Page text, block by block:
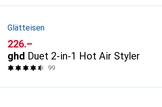
Glätteisen
CHF
226.–
ghd Duet 2-in-1 Hot Air Styler
99